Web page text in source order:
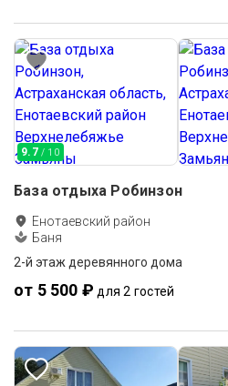
9.7 / 10
База отдыха Робинзон
Енотаевский район
Баня
2-й этаж деревянного дома
от 5 500 ₽ для 2 гостей